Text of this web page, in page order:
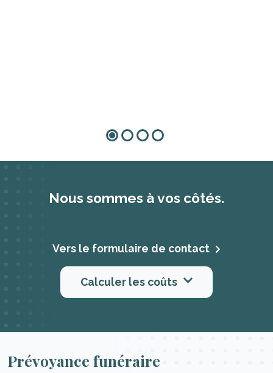
Nous sommes à vos côtés.
Vers le formulaire de contact
Calculer les coûts
Prévoyance funéraire